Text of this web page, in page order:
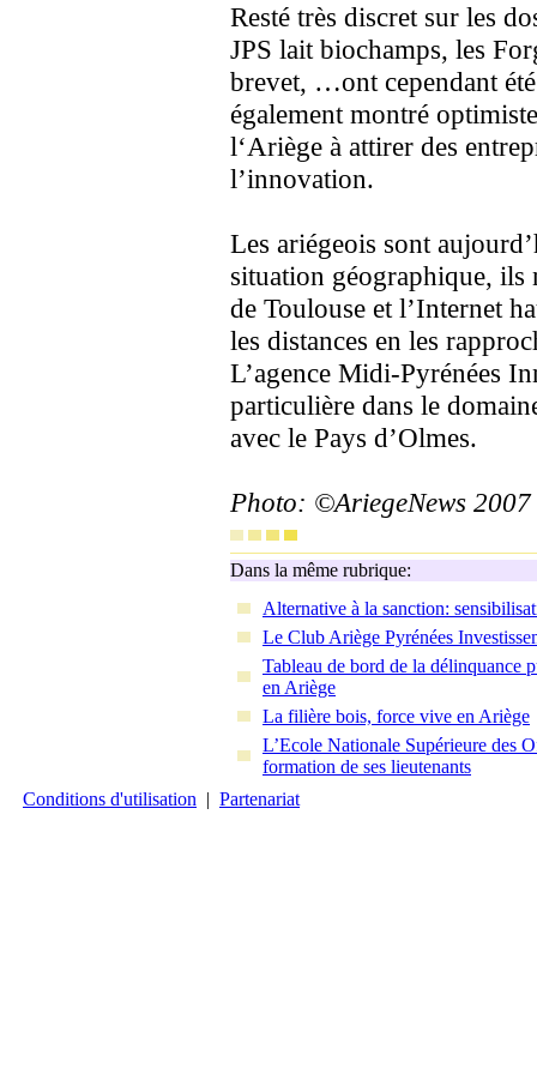
Resté très discret sur les
JPS lait biochamps, les
brevet, …ont cependant
également montré
l‘Ariège à attirer des
l’innovation.
Les ariégeois sont
situation géographique, ils
de Toulouse et l’Internet
les distances en les
L’agence Midi-Pyrénées
particulière dans le
avec le Pays d’Olmes.
Photo: ©AriegeNews 2007
Dans la même rubrique:
Alternative à la sanction:
Le Club Ariège Pyrénées
Tableau de bord de la délinquance
en Ariège
La filière bois, force vive en Ariège
L’Ecole Nationale Supérieure des
formation de ses lieutenants
Conditions d'utilisation | Partenariat